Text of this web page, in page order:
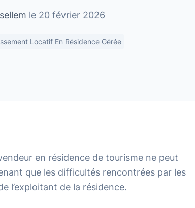
le 20 février 2026
Locatif En Résidence Gérée
en résidence de tourisme ne peut
que les difficultés rencontrées par les
l’exploitant de la résidence.